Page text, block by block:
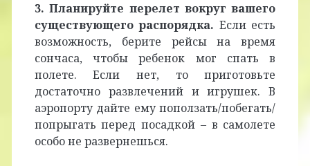
3. Планируйте перелет вокруг вашего
существующего распорядка. Если есть
возможность, берите рейсы на время
сончаса, чтобы ребенок мог спать в
полете. Если нет, то приготовьте
достаточно развлечений и игрушек. В
аэропорту дайте ему поползать/побегать/
попрыгать перед посадкой – в самолете
особо не развернешься.